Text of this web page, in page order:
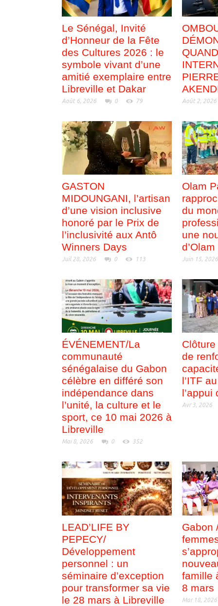
Le Sénégal, Invité
d’Honneur de la Fête
des Cultures 2026 : le
symbole vivant d’une
amitié exemplaire entre
Libreville et Dakar
Août 6, 2026 0 79 Août 2, 2026
GASTON
MIDOUNGANI, l’artisan
d’une vision inclusive
honoré par le Prix de
l’inclusivité aux Antô
Winners Days
Juil 28, 2026 0 113
Olam
du
une
Juin 15, 2026
ÉVÉNEMENT/La
communauté
sénégalaise du Gabon
célèbre en différé son
indépendance dans
l’unité, la culture et le
sport, ce 10 mai 2026 à
Libreville
Mai 8, 2026 0 352
de
l’ITF
l’appui
Avr 3, 2026
LEAD’LIFE BY
PEPECY/
Développement
personnel : un
séminaire d’exception
pour transformer sa vie
le 28 mars à Libreville
Gabon
famille
8 mars
Mar 18, 2026